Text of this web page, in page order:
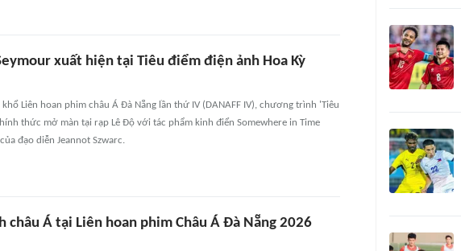
xuất hiện tại Tiêu điểm điện ảnh Hoa Kỳ
Liên hoan phim châu Á Đà Nẵng lần thứ IV (DANAFF IV), chương trình 'Tiêu
thức mở màn tại rạp Lê Độ với tác phẩm kinh điển Somewhere in Time
đạo diễn Jeannot Szwarc.
châu Á tại Liên hoan phim Châu Á Đà Nẵng 2026